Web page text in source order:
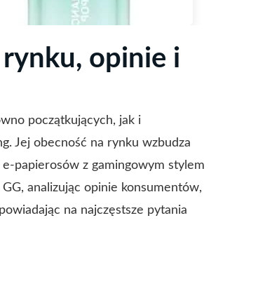
opinie i
początkujących, jak i
Jej obecność na rynku wzbudza
papierosów z gamingowym stylem
analizując opinie konsumentów,
na najczęstsze pytania